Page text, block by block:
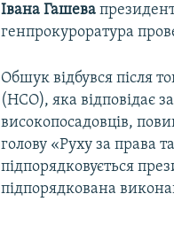
Івана Гашева
генпрокуроратура
Обшук відбувся після
(НСО), яка відповідає
високопосадовців,
голову «Руху за права
підпорядковується
підпорядкована